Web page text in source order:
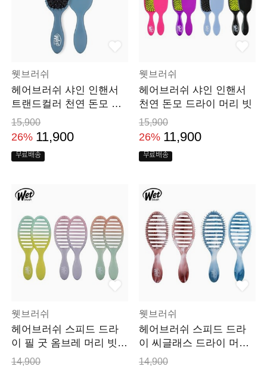
웻브러쉬
헤어브러쉬 샤인 인핸서
트랜드컬러 천연 돈모 드
라이 머리 빗
15,900
26% 11,900
무료배송
웻브러쉬
헤어브러쉬 샤인 인핸서
천연 돈모 드라이 머리 빗
15,900
26% 11,900
무료배송
웻브러쉬
헤어브러쉬 스피드 드라
이 필 굿 옴브레 머리 빗
뿌리볼륨
14,900
웻브러쉬
헤어브러쉬 스피드 드라
이 씨글래스 드라이 머리
빗 뿌리볼륨
14,900